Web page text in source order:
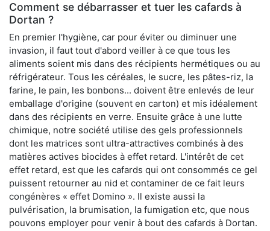
Comment se débarrasser et tuer les cafards à
Dortan ?
En premier l'hygiène, car pour éviter ou diminuer une
invasion, il faut tout d'abord veiller à ce que tous les
aliments soient mis dans des récipients hermétiques ou au
réfrigérateur. Tous les céréales, le sucre, les pâtes-riz, la
farine, le pain, les bonbons... doivent être enlevés de leur
emballage d'origine (souvent en carton) et mis idéalement
dans des récipients en verre. Ensuite grâce à une lutte
chimique, notre société utilise des gels professionnels
dont les matrices sont ultra-attractives combinés à des
matières actives biocides à effet retard. L'intérêt de cet
effet retard, est que les cafards qui ont consommés ce gel
puissent retourner au nid et contaminer de ce fait leurs
congénères « effet Domino ». Il existe aussi la
pulvérisation, la brumisation, la fumigation etc, que nous
pouvons employer pour venir à bout des cafards à Dortan.